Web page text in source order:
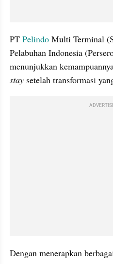
PT Pelindo Multi Terminal
Pelabuhan Indonesia
menunjukkan
stay setelah transformasi
Dengan menerapkan